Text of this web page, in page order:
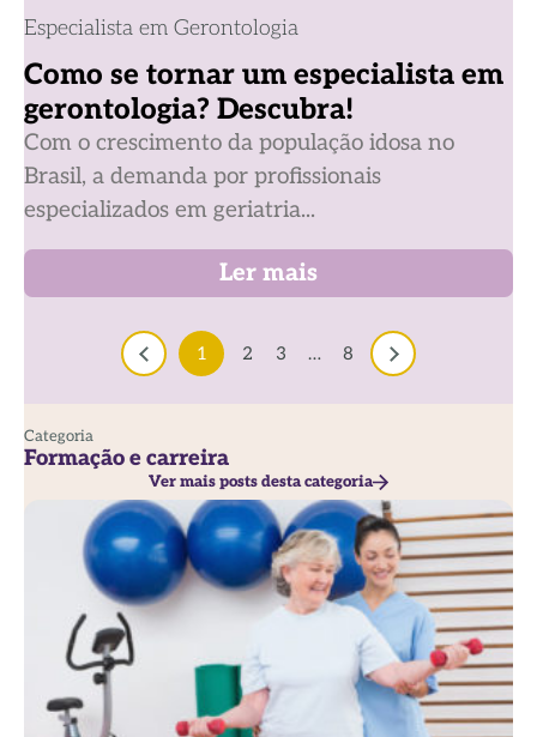
Especialista em Gerontologia
Como se tornar um especialista em
gerontologia? Descubra!
Com o crescimento da população idosa no
Brasil, a demanda por profissionais
especializados em geriatria...
Ler mais
1 2 3 … 8
Categoria
Formação e carreira
Ver mais posts desta categoria